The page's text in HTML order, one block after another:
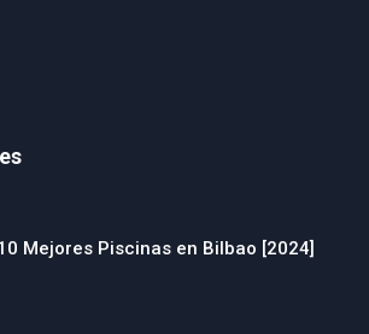
Mejores Piscinas en Bilbao [2024]